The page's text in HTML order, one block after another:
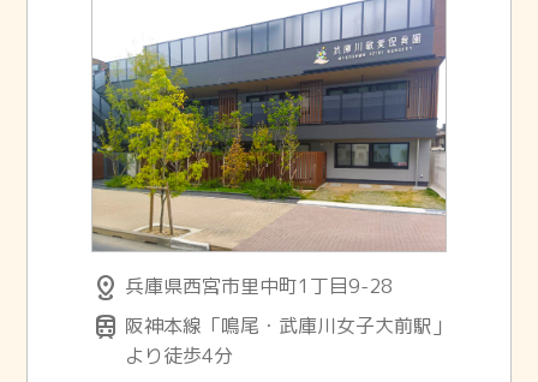
distance 兵庫県西宮市里中町1丁目9-28
train 阪神本線「鳴尾・武庫川女子大前駅」
より徒歩4分